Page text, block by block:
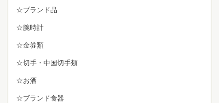
☆ブランド品
☆腕時計
☆金券類
☆切手・中国切手類
☆お酒
☆ブランド食器